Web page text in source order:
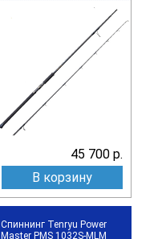
45 700 р.
В корзину
Спиннинг Tenryu Power
Master PMS 1032S-MLM